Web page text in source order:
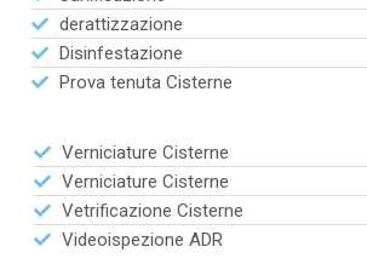
derattizzazione
Disinfestazione
Prova tenuta Cisterne
Verniciature Cisterne
Verniciature Cisterne
Vetrificazione Cisterne
Videoispezione ADR